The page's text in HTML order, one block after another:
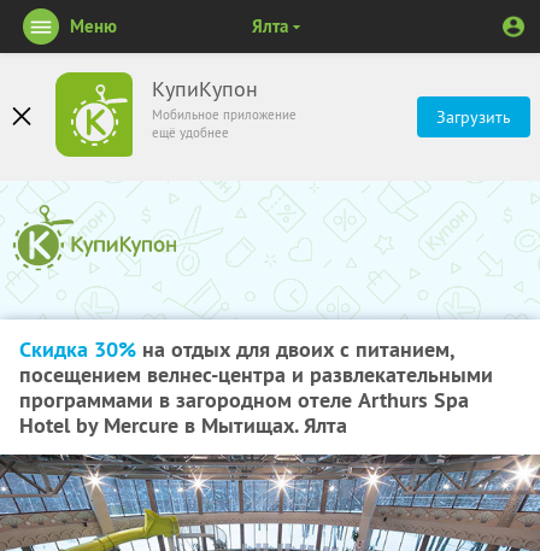
КупиКупон
Мобильное приложение
ещё удобнее
Загрузить
Меню Ялта
Скидка 30% на отдых для двоих с питанием,
посещением велнес-центра и развлекательными
программами в загородном отеле Arthurs Spa
Hotel by Mercure в Мытищах. Ялта